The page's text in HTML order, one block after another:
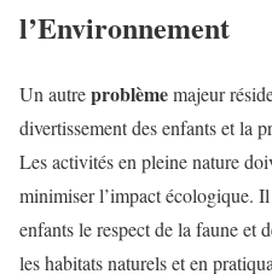
l’Environnement
Un autreproblèmemajeur
divertissement des enfants et la
Les activités en pleine nature
minimiser l’impact écologique.
enfants le respect de la faune et
les habitats naturels et en